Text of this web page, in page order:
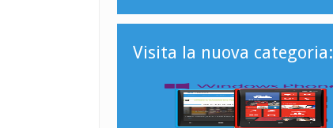
Visita la nuova categoria: